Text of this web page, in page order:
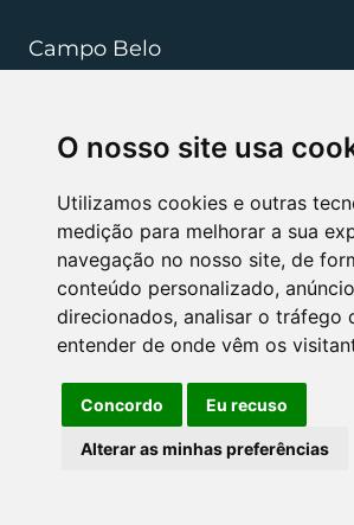
O nosso site usa
Utilizamos cookies e outras
medição para melhorar a sua
navegação no nosso site, de
conteúdo personalizado,
direcionados, analisar o tráfego
entender de onde vêm os
Concordo Eu recuso
Alterar as minhas preferências
Campo Belo
Rua João Pinheiro, 181, , Centro
NÓS APOIAMOS